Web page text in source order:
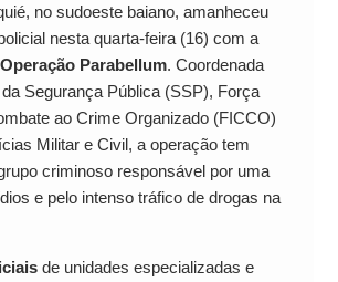
no sudoeste baiano, amanheceu
nesta quarta-feira (16) com a
Operação Parabellum. Coordenada
Segurança Pública (SSP), Força
ao Crime Organizado (FICCO)
Militar e Civil, a operação tem
criminoso responsável por uma
e pelo intenso tráfico de drogas na
de unidades especializadas e